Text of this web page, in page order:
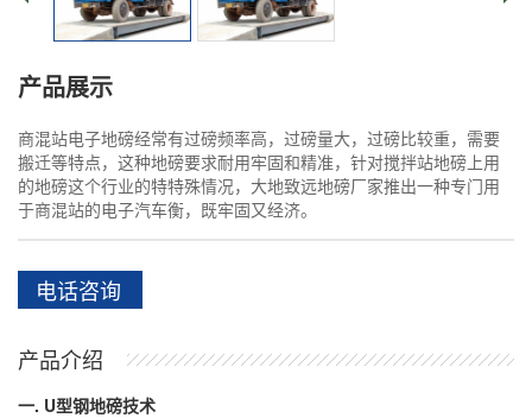
产品展示
商混站电子地磅经常有过磅频率高，过磅量大，过磅比较重，需要
搬迁等特点，这种地磅要求耐用牢固和精准，针对搅拌站地磅上用
的地磅这个行业的特特殊情况，大地致远地磅厂家推出一种专门用
于商混站的电子汽车衡，既牢固又经济。
电话咨询
产品介绍
一. U型钢地磅技术